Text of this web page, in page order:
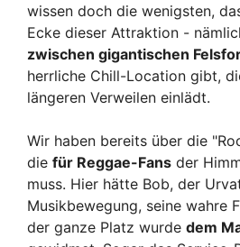
wissen doch die wenigsten,
Ecke dieser Attraktion -
zwischen gigantischen
herrliche Chill-Location gibt,
längeren Verweilen einlädt.
Wir haben bereits über die
die für Reggae-Fans der
muss. Hier hätte Bob, der
Musikbewegung, seine wahre
der ganze Platz wurde dem